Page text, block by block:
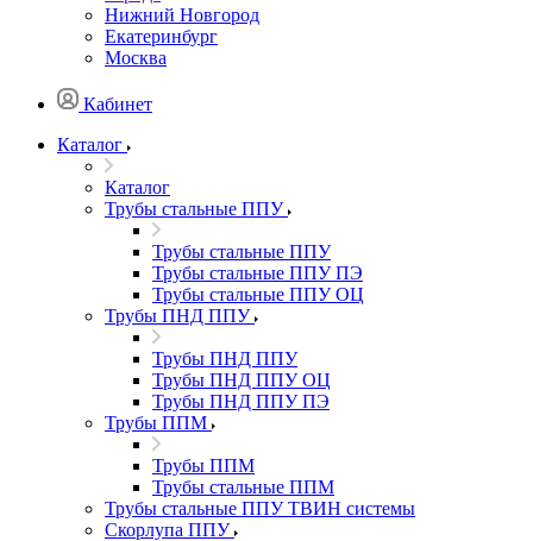
Нижний Новгород
Екатеринбург
Москва
Кабинет
Каталог
Каталог
Трубы стальные ППУ
Трубы стальные ППУ
Трубы стальные ППУ ПЭ
Трубы стальные ППУ ОЦ
Трубы ПНД ППУ
Трубы ПНД ППУ
Трубы ПНД ППУ ОЦ
Трубы ПНД ППУ ПЭ
Трубы ППМ
Трубы ППМ
Трубы стальные ППМ
Трубы стальные ППУ ТВИН системы
Скорлупа ППУ